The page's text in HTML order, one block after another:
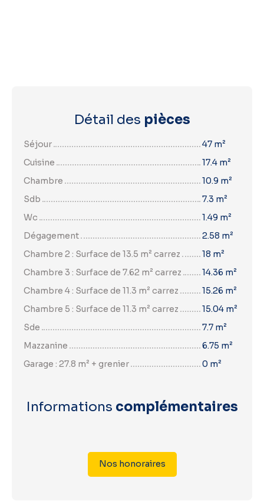
Détail des pièces
Séjour
47 m²
Cuisine
17.4 m²
Chambre
10.9 m²
Sdb
7.3 m²
Wc
1.49 m²
Dégagement
2.58 m²
Chambre 2 : Surface de 13.5 m² carrez
18 m²
Chambre 3 : Surface de 7.62 m² carrez
14.36 m²
Chambre 4 : Surface de 11.3 m² carrez
15.26 m²
Chambre 5 : Surface de 11.3 m² carrez
15.04 m²
Sde
7.7 m²
Mazzanine
6.75 m²
Garage : 27.8 m² + grenier
0 m²
Informations complémentaires
Nos honoraires